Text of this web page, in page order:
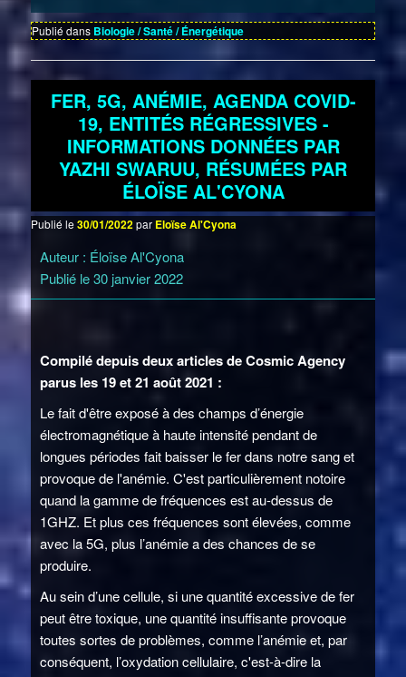
Publié dans Biologie / Santé / Énergétique
FER, 5G, ANÉMIE, AGENDA COVID-
19, ENTITÉS RÉGRESSIVES -
INFORMATIONS DONNÉES PAR
YAZHI SWARUU, RÉSUMÉES PAR
ÉLOÏSE AL'CYONA
Publié le30/01/2022par Eloïse Al'Cyona
Auteur : Éloïse Al'Cyona
Publié le 30 janvier 2022
Compilé depuis deux articles de Cosmic Agency
parus les 19 et 21 août 2021 :
Le fait d'être exposé à des champs d’énergie
électromagnétique à haute intensité pendant de
longues périodes fait baisser le fer dans notre sang et
provoque de l'anémie. C'est particulièrement notoire
quand la gamme de fréquences est au-dessus de
1GHZ. Et plus ces fréquences sont élevées, comme
avec la 5G, plus l’anémie a des chances de se
produire.
Au sein d’une cellule, si une quantité excessive de fer
peut être toxique, une quantité insuffisante provoque
toutes sortes de problèmes, comme l’anémie et, par
conséquent, l’oxydation cellulaire, c'est-à-dire la